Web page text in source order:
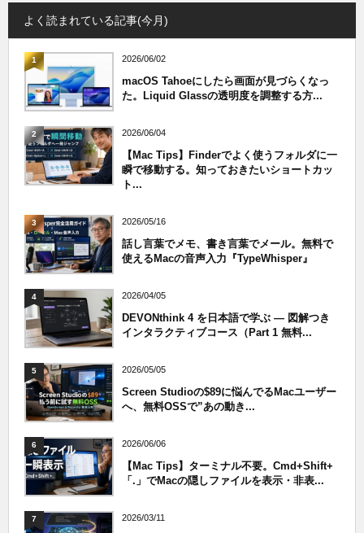
よく読まれている記事(今月)
1 2026/06/02
macOS Tahoeにしたら画面が見づらくなっ
た。Liquid Glassの透明度を調整する方...
2 2026/06/04
【Mac Tips】Finderでよく使うフォルダに一
瞬で移動する。知っておきたいショートカッ
ト...
3 2026/05/16
話し言葉でメモ、書き言葉でメール。無料で
使えるMacの音声入力『TypeWhisper』
4 2026/04/05
DEVONthink 4 を日本語で学ぶ — 図解つき
インタラクティブコース（Part 1 無料...
5 2026/05/05
Screen Studioの$89に悩んでるMacユーザー
へ、無料OSSで”あの動き...
6 2026/06/06
【Mac Tips】ターミナル不要。Cmd+Shift+
「.」でMacの隠しファイルを表示・非表...
7 2026/03/11